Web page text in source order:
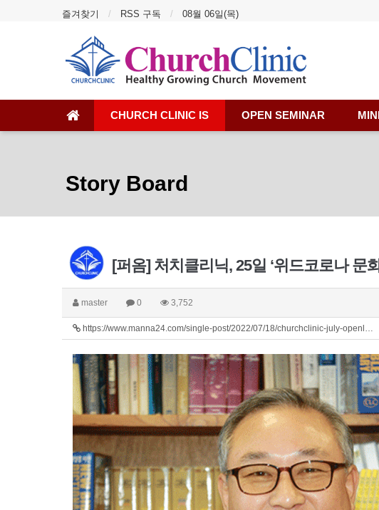
즐겨찾기 RSS 구독 08월 06일(목)
CHURCH CLINIC IS OPEN SEMINAR
Story Board
[퍼옴] 처치클리닉, 25일 ‘위드코로나 문
master 0 3,752
https://www.manna24.com/single-post/2022/07/18/churchclinic-july-openl…